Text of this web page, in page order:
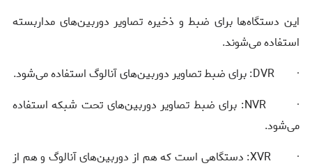
این دستگاه‌ها برای ضبط و ذخیره تصاویر دوربین‌های مداربسته
استفاده می‌شوند.
·
DVR: برای ضبط تصاویر دوربین‌های آنالوگ استفاده می‌شود.
·
NVR: برای ضبط تصاویر دوربین‌های تحت شبکه استفاده
می‌شود.
·
XVR: دستگاهی است که هم از دوربین‌های آنالوگ و هم از